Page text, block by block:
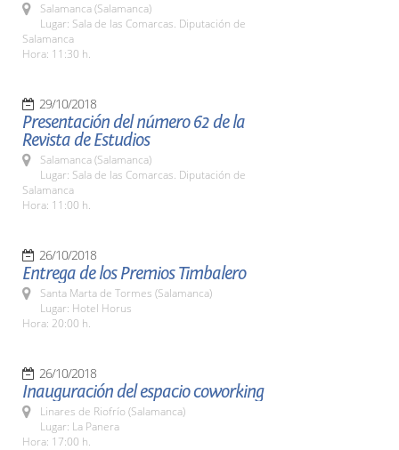
Salamanca (Salamanca)
Lugar: Sala de las Comarcas. Diputación de
Salamanca
Hora: 11:30 h.
29/10/2018
Presentación del número 62 de la
Revista de Estudios
Salamanca (Salamanca)
Lugar: Sala de las Comarcas. Diputación de
Salamanca
Hora: 11:00 h.
26/10/2018
Entrega de los Premios Timbalero
Santa Marta de Tormes (Salamanca)
Lugar: Hotel Horus
Hora: 20:00 h.
26/10/2018
Inauguración del espacio coworking
Linares de Riofrío (Salamanca)
Lugar: La Panera
Hora: 17:00 h.